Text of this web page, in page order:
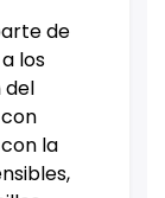
de
los
del
la